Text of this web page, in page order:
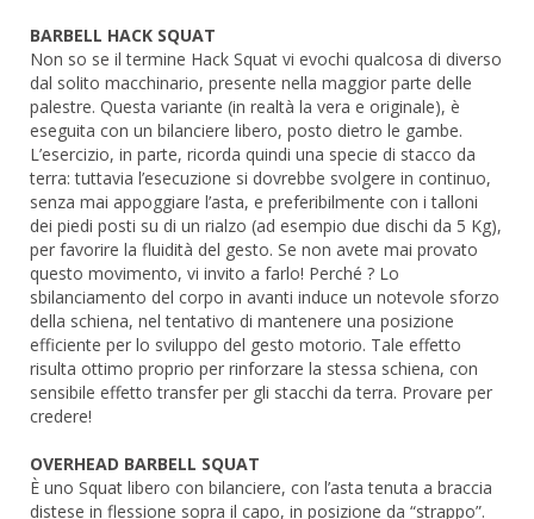
BARBELL HACK SQUAT
Non so se il termine Hack Squat vi evochi qualcosa di diverso
dal solito macchinario, presente nella maggior parte delle
palestre. Questa variante (in realtà la vera e originale), è
eseguita con un bilanciere libero, posto dietro le gambe.
L’esercizio, in parte, ricorda quindi una specie di stacco da
terra: tuttavia l’esecuzione si dovrebbe svolgere in continuo,
senza mai appoggiare l’asta, e preferibilmente con i talloni
dei piedi posti su di un rialzo (ad esempio due dischi da 5 Kg),
per favorire la fluidità del gesto. Se non avete mai provato
questo movimento, vi invito a farlo! Perché ? Lo
sbilanciamento del corpo in avanti induce un notevole sforzo
della schiena, nel tentativo di mantenere una posizione
efficiente per lo sviluppo del gesto motorio. Tale effetto
risulta ottimo proprio per rinforzare la stessa schiena, con
sensibile effetto transfer per gli stacchi da terra. Provare per
credere!
OVERHEAD BARBELL SQUAT
È uno Squat libero con bilanciere, con l’asta tenuta a braccia
distese in flessione sopra il capo, in posizione da “strappo”.